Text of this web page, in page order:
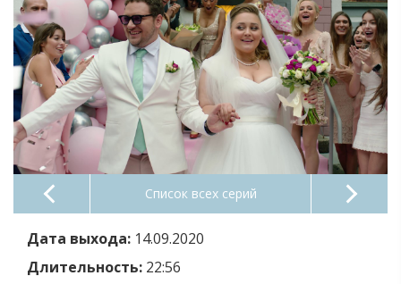
Список всех серий
Дата выхода: 14.09.2020
Длительность: 22:56